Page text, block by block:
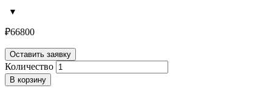
₽66800
Оставить заявку
Количество
В корзину